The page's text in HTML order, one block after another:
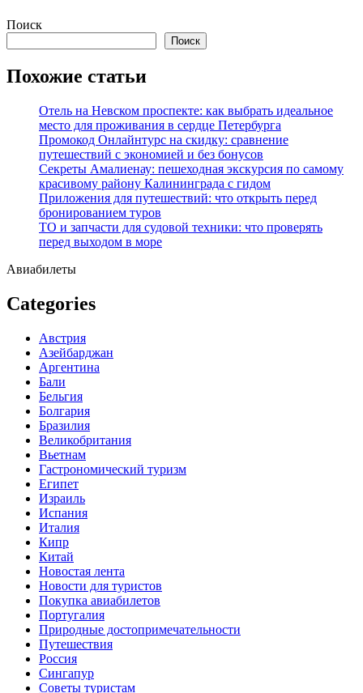
Перейти
содержимому
Поиск
Поиск
Похожие статьи
Отель на Невском проспекте: как выбрать идеальное
место для проживания в сердце Петербурга
Промокод Онлайнтурс на скидку: сравнение
путешествий с экономией и без бонусов
Секреты Амалиенау: пешеходная экскурсия по самому
красивому району Калининграда с гидом
Приложения для путешествий: что открыть перед
бронированием туров
ТО и запчасти для судовой техники: что проверять
перед выходом в море
Авиабилеты
Categories
Австрия
Азейбарджан
Аргентина
Бали
Бельгия
Болгария
Бразилия
Великобритания
Вьетнам
Гастрономический туризм
Египет
Израиль
Испания
Италия
Кипр
Китай
Новостая лента
Новости для туристов
Покупка авиабилетов
Португалия
Природные достопримечательности
Путешествия
Россия
Сингапур
Советы туристам